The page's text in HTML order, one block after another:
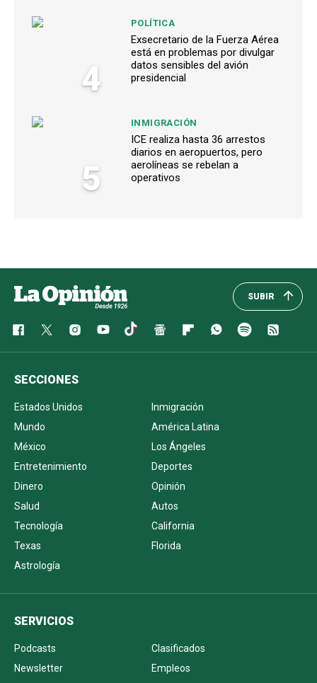
4
POLÍTICA
Exsecretario de la Fuerza Aérea
está en problemas por divulgar
datos sensibles del avión
presidencial
5
INMIGRACIÓN
ICE realiza hasta 36 arrestos
diarios en aeropuertos, pero
aerolíneas se rebelan a
operativos
SUBIR
SECCIONES
Estados Unidos
Inmigración
Mundo
América Latina
México
Los Ángeles
Entretenimiento
Deportes
Dinero
Opinión
Salud
Autos
Tecnología
California
Texas
Florida
Astrología
SERVICIOS
Podcasts
Clasificados
Newsletter
Empleos